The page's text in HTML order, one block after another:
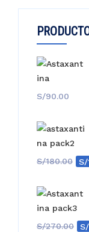
S/90.00
S/180.00
El
era:
S/
S/
S/270.00
El
S/